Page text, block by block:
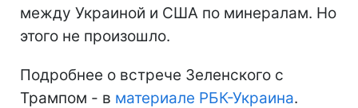
между Украиной и США по минералам. Но
этого не произошло.
Подробнее о встрече Зеленского с
Трампом - в материале РБК-Украина.